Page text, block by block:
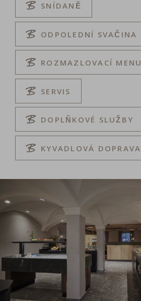
SNÍDANĚ
ODPOLEDNÍ SVAČINA
ROZMAZLOVACÍ MENU
SERVIS
DOPLŇKOVÉ SLUŽBY
KYVADLOVÁ DOPRAVA